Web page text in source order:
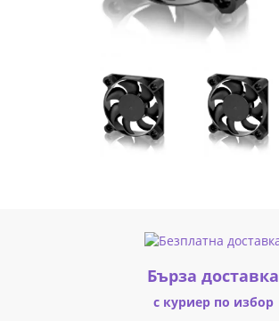
Fly.bg
Бърза доставка
с куриер по избор